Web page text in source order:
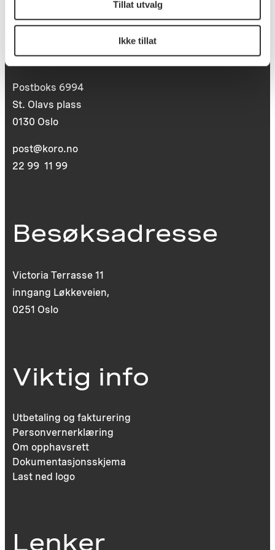
Tillat utvalg
Ikke tillat
Postadresse
Postboks 6994
St. Olavs plass
0130 Oslo
post@koro.no
22 99 11 99
Besøksadresse
Victoria Terrasse 11
inngang Løkkeveien,
0251 Oslo
Viktig info
Utbetaling og fakturering
Personvernerklæring
Om opphavsrett
Dokumentasjonsskjema
Last ned logo
Lenker